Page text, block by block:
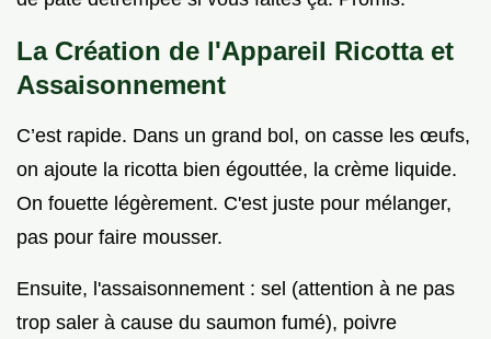
La Création de l'Appareil Ricotta et
Assaisonnement
C’est rapide. Dans un grand bol, on casse les œufs,
on ajoute la ricotta bien égouttée, la crème liquide.
On fouette légèrement. C'est juste pour mélanger,
pas pour faire mousser.
Ensuite, l'assaisonnement : sel (attention à ne pas
trop saler à cause du saumon fumé), poivre